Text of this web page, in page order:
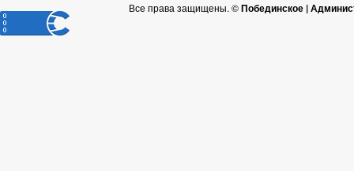
Все права защищены. ©Побединское |